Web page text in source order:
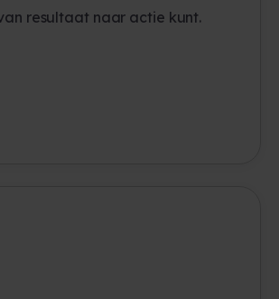
resultaat naar actie kunt.